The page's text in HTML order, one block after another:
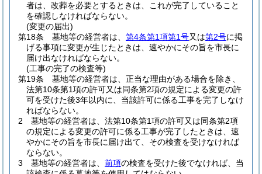
者は、改葬を必要とするときは、これが完了していること
を確認しなければならない。
(変更の届出)
第18条
墓地等の経営者は、 第4条第1項第1号又は第2号に掲
げる事項に変更が生じたときは、速やかにその旨を市長に
届け出なければならない。
(工事の完了の検査等)
第19条
墓地等の経営者は、正当な理由がある場合を除き、
法第10条第1項の許可又は同条第2項の規定による変更の許
可を受けた後3年以内に、当該許可に係る工事を完了しなけ
ればならない。
2
墓地等の経営者は、法第10条第1項の許可又は同条第2項
の規定による変更の許可に係る工事が完了したときは、速
やかにその旨を市長に届け出て、その検査を受けなければ
ならない。
3
墓地等の経営者は、 前項の検査を受けた後でなければ、当